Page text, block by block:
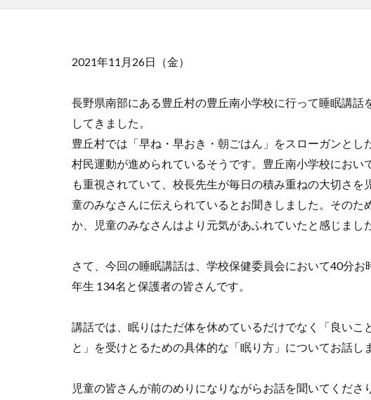
2021年11月26日（金）
長野県南部にある豊丘村の豊丘南小学校に行って睡眠講話
してきました。
豊丘村では「早ね・早おき・朝ごはん」をスローガンとし
村民運動が進められているそうです。豊丘南小学校におい
も重視されていて、校長先生が毎日の積み重ねの大切さを
童のみなさんに伝えられているとお聞きしました。そのた
か、児童のみなさんはより元気があふれていたと感じまし
さて、今回の睡眠講話は、学校保健委員会において40分
年生 134名と保護者の皆さんです。
講話では、眠りはただ体を休めているだけでなく「良いこ
と」を受けとるための具体的な「眠り方」についてお話し
児童の皆さんが前のめりになりながらお話を聞いてくだ